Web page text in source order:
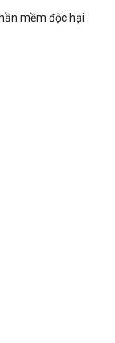
mềm độc hại